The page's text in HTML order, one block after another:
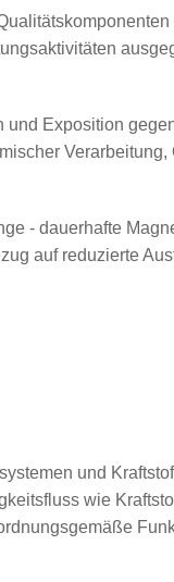
und Exposition
- dauerhafte
auf reduzierte
und
wie